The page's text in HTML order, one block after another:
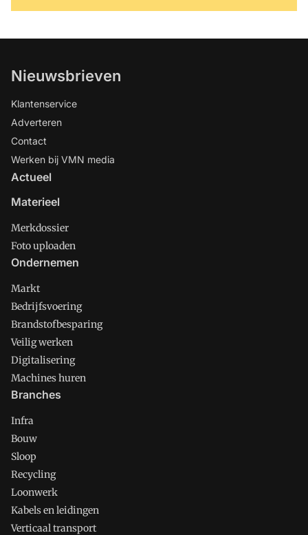
Nieuwsbrieven
Klantenservice
Adverteren
Contact
Werken bij VMN media
Actueel
Materieel
Merkdossier
Foto uploaden
Ondernemen
Markt
Bedrijfsvoering
Brandstofbesparing
Veilig werken
Digitalisering
Machines huren
Branches
Infra
Bouw
Sloop
Recycling
Loonwerk
Kabels en leidingen
Verticaal transport